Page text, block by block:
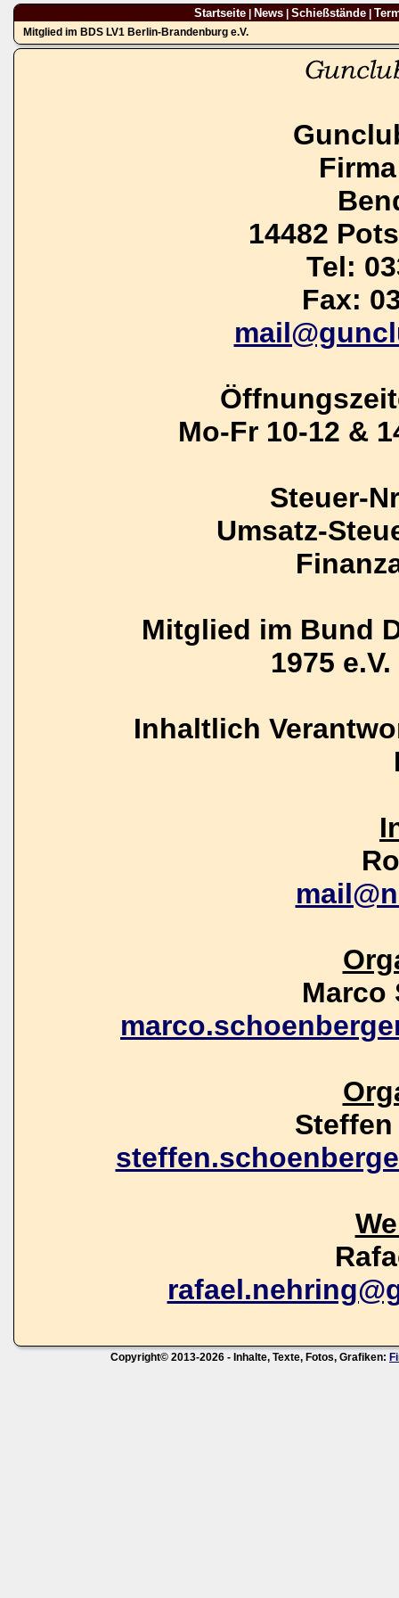
Startseite| News| Schießstände|
Mitglied im BDS LV1 Berlin-Brandenburg e.V.
14482
Tel:
Fax:
Mo-Fr 10-12 &
Steuer-
Umsatz-
Mitglied im Bund
1975
Inhaltlich
Marco
Copyright© 2013-2026 - Inhalte, Texte, Fotos, Grafiken: